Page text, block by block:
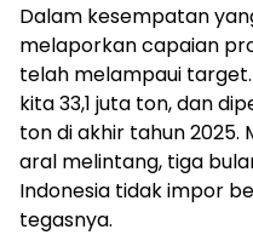
Dalam kesempatan
melaporkan capaian
telah melampaui target.
kita 33,1 juta ton, dan
ton di akhir tahun
aral melintang, tiga
Indonesia tidak impor
tegasnya.